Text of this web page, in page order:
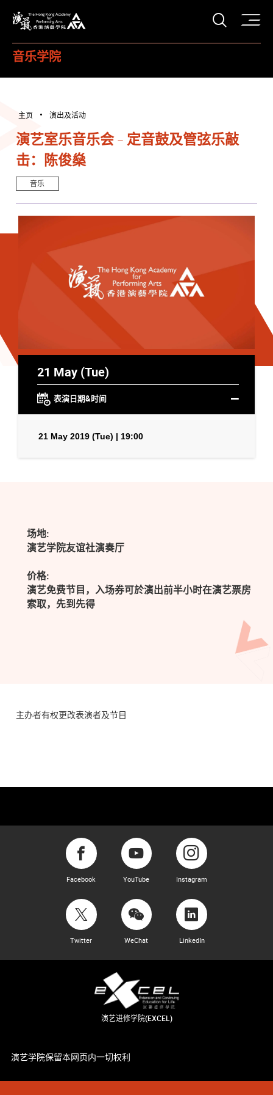
打开
音乐学院
主页 演出及活动
演艺室乐音乐会 - 定音鼓及管弦乐敲
击：陈俊燊
音乐
21 May (Tue)
表演日期&时间
21 May 2019 (Tue) | 19:00
场地:
演艺学院友谊社演奏厅
价格:
演艺免费节目，入场券可於演出前半小时在演艺票房
索取，先到先得
主办者有权更改表演者及节目
Facebook YouTube Instagram
Twitter WeChat LinkedIn
演艺进修学院(EXCEL)
演艺学院保留本网页内一切权利